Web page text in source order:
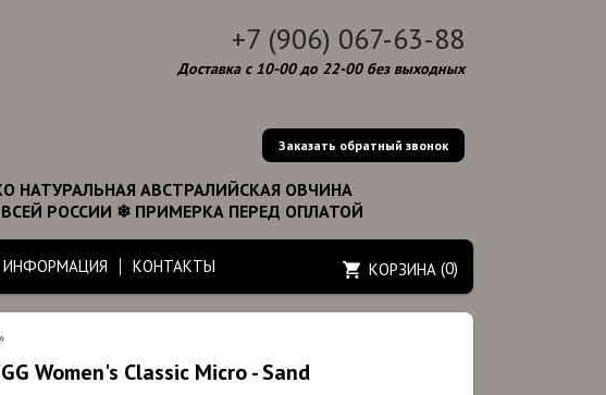
+7 (906) 067-63-88
Доставка с 10-00 до 22-00 без выходных
Заказать обратный звонок
НАТУРАЛЬНАЯ АВСТРАЛИЙСКАЯ ОВЧИНА
РОССИИ ❄ ПРИМЕРКА ПЕРЕД ОПЛАТОЙ
ИНФОРМАЦИЯ КОНТАКТЫ
Women's Classic Micro - Sand
КОРЗИНА (0)